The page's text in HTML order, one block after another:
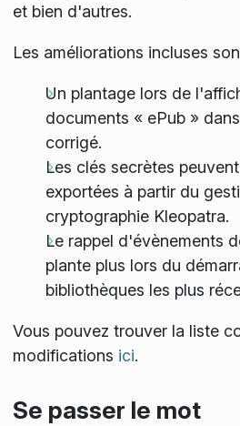
et bien d'autres.
Les améliorations incluses
Un plantage lors de
documents « ePub »
corrigé.
Les clés secrètes
exportées à partir du
cryptographie Kleopatra.
Le rappel d'évènements
plante plus lors du
bibliothèques les plus
Vous pouvez trouver la liste
modifications ici.
Se passer le mot